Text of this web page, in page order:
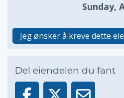
Sunday,
Jeg ønsker å kreve dette
Del eiendelen du fant